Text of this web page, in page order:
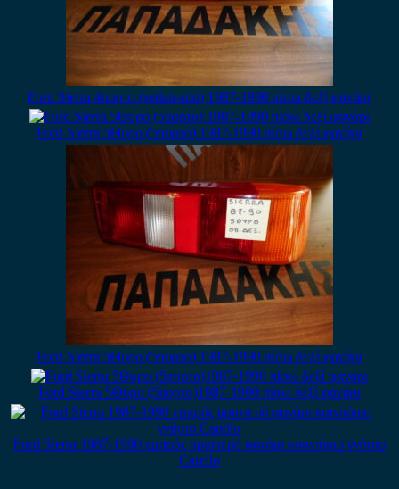
Ford Sierra 4πορτο (sedan-sdn) 1987-1990 πίσω δεξί φανάρι
Ford Sierra 5Θυρο (5πορτο) 1987-1990 πίσω δεξί φανάρι
Ford Sierra 5Θυρο (5πορτο) 1987-1990 πίσω δεξί φανάρι
Ford Sierra 5Θυρο (5πορτο)1987-1990 πίσω δεξί φανάρι
Ford Sierra 1987-1990 εμπρός αριστερό φανάρι καινούριο γνήσιο
Carello